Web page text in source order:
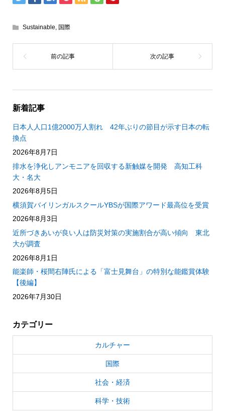
Sustainable, 国際
新着記事
日本人人口1億2000万人割れ 42年ぶりの節目が示す日本の転
換点
2026年8月7日
排水を浄化しアンモニアを回収する新触媒を開発 高知工科
大・名大
2026年8月5日
横須賀バイリンガルスクールYBSが国際アワード最高位を受賞
2026年8月3日
近所づきあいが良い人は防災対策の実施割合が高い傾向 東北
大が調査
2026年8月1日
能楽師・桜間右陣氏による「富士見舞台」の特別な能鑑賞体験
【後編】
2026年7月30日
カテゴリー
カルチャー
国際
社会・経済
科学・技術